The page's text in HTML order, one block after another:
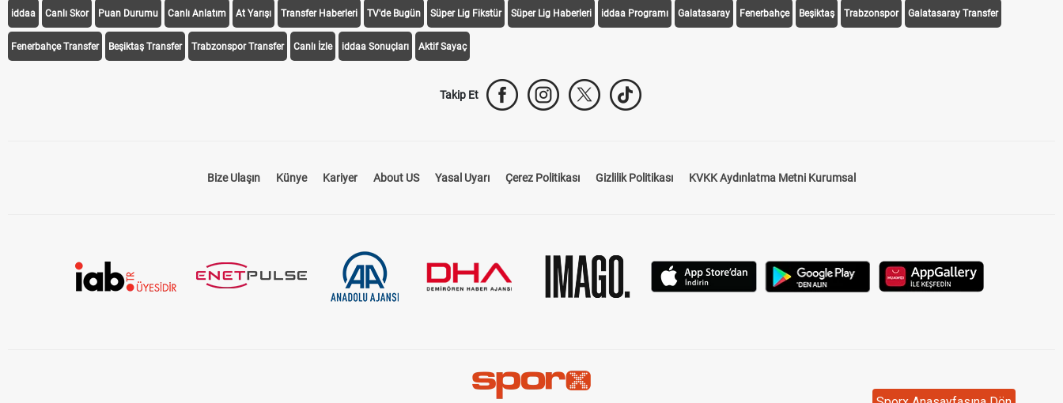
iddaa Canlı Skor Puan Durumu Canlı Anlatım At Yarışı Transfer Haberleri TV'de Bugün Süper Lig Fikstür Süper Lig Haberleri iddaa Programı Galatasaray Fenerbahçe Beşiktaş Trabzonspor Galatasaray Transfer
Fenerbahçe Transfer Beşiktaş Transfer Trabzonspor Transfer Canlı İzle iddaa Sonuçları Aktif Sayaç
Takip Et
Bize Ulaşın Künye Kariyer About US Yasal Uyarı Çerez Politikası Gizlilik Politikası KVKK Aydınlatma Metni Kurumsal